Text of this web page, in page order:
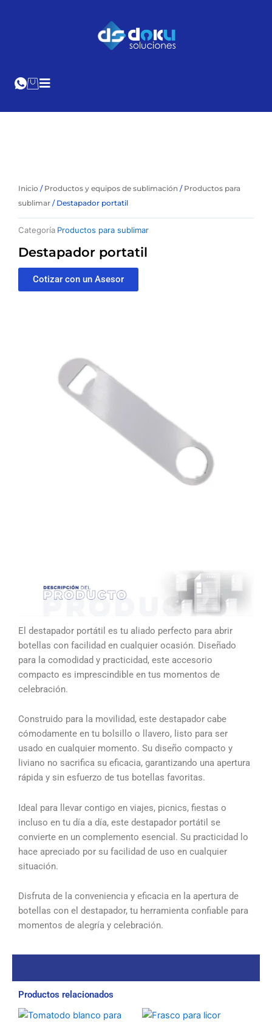
Inicio / Productos y equipos de sublimación / Productos para
sublimar / Destapador portatil
Categoría Productos para sublimar
Destapador portatil
Cotizar con un Asesor
El destapador portátil es tu aliado perfecto para abrir
botellas con facilidad en cualquier ocasión. Diseñado
para la comodidad y practicidad, este accesorio
compacto es imprescindible en tus momentos de
celebración.
Construido para la movilidad, este destapador cabe
cómodamente en tu bolsillo o llavero, listo para ser
usado en cualquier momento. Su diseño compacto y
liviano no sacrifica su eficacia, garantizando una apertura
rápida y sin esfuerzo de tus botellas favoritas.
Ideal para llevar contigo en viajes, picnics, fiestas o
incluso en tu día a día, este destapador portátil se
convierte en un complemento esencial. Su practicidad lo
hace apreciado por su facilidad de uso en cualquier
situación.
Disfruta de la conveniencia y eficacia en la apertura de
botellas con el destapador, tu herramienta confiable para
momentos de alegría y celebración.
Productos relacionados